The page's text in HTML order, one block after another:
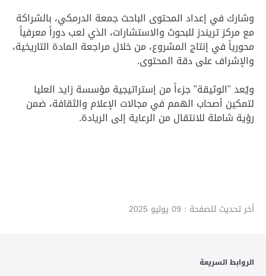
وشارك في إعداد المحتوى الباحث جمعة الدرمكي، بالشراكة
مع مركز تريندز للبحوث والاستشارات، الذي لعب دوراً معرفياً
محورياً في إنتاج المشروع، من خلال مراجعة المادة التاريخية،
والإشراف على دقة المحتوى.
ويُعد "الوثيقة" جزءاً من إستراتيجية مؤسسة زايد العليا
لتمكين أصحاب الهمم في مجالات الإعلام والثقافة، ضمن
رؤية شاملة للانتقال من الرعاية إلى الريادة.
أخر تحديث للصفحة : 09 يوليو 2025
الروابط السريعة